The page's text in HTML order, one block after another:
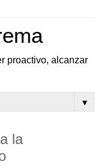
proactivo, alcanzar
▼
la